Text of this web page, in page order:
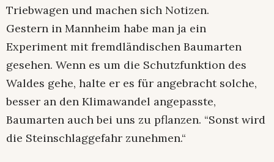
Triebwagen und machen sich Notizen.
Gestern in Mannheim habe man ja ein
Experiment mit fremdländischen Baumarten
gesehen. Wenn es um die Schutzfunktion des
Waldes gehe, halte er es für angebracht solche,
besser an den Klimawandel angepasste,
Baumarten auch bei uns zu pflanzen. “Sonst wird
die Steinschlaggefahr zunehmen.“